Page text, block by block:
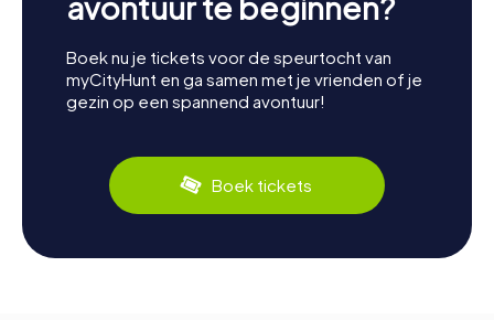
Boek nu je tickets voor de speurtocht van
myCityHunt en ga samen met je vrienden of je
gezin op een spannend avontuur!
Boek tickets